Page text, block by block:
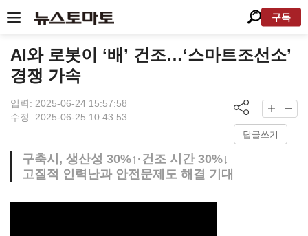
구독
AI와 로봇이 ‘배’ 건조…‘스마트조선소’
경쟁 가속
입력: 2025-06-24 15:57:58
수정: 2025-06-25 10:43:53
답글쓰기
구축시, 생산성 30%↑·건조 시간 30%↓
고질적 인력난과 안전문제도 해결 기대